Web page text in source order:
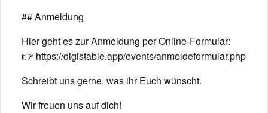
## Anmeldung
Hier geht es zur Anmeldung per Online-Formular:
👉 https://digistable.app/events/anmeldeformular.php
Schreibt uns gerne, was ihr Euch wünscht.
Wir freuen uns auf dich!